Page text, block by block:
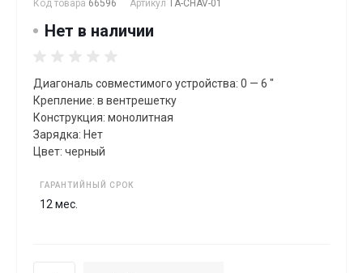
Код товара 66596 Артикул TA-CHAV-01
Нет в наличии
Диагональ совместимого устройства: 0 — 6 "
Крепление: в вентрешетку
Конструкция: монолитная
Зарядка: Нет
Цвет: черный
ГАРАНТИЙНЫЙ СРОК
12 мес.